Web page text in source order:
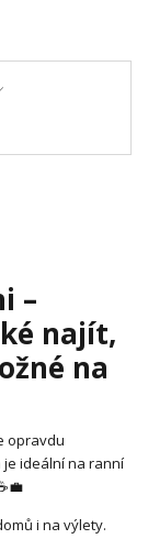
–
najít,
na
opravdu
je ideální na ranní
i na výlety.